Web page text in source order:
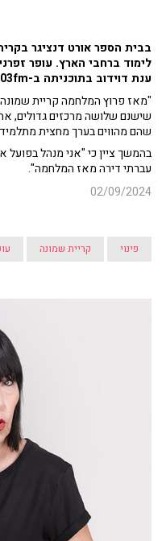
בבית הספר אורט דנציגר
לימוד ברחבי הארץ. עופר
ענת דוידוב בתוכניתה ב-103fm והתייחס לדברים.
"מאז פרוץ המלחמה קריית
שישנם שלושה מרכזים גדולים,
שהם מהווים בערך מחצית
בהמשך ציין כי "אני מנהל
עברתי דירה מאז המלחמה".
02/09/2024
פינוי קריית שמונה